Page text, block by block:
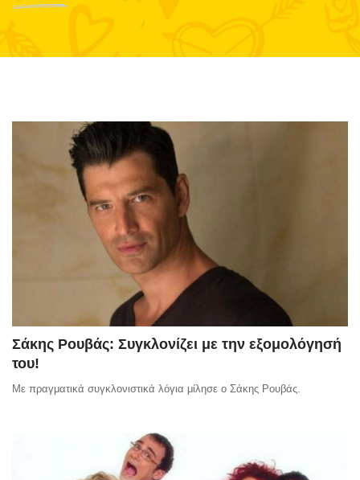
Σάκης Ρουβάς: Συγκλονίζει με την εξομολόγησή
του!
Με πραγματικά συγκλονιστικά λόγια μίλησε ο Σάκης Ρουβάς.